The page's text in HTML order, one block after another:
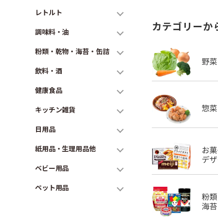
レトルト
調味料・油
粉類・乾物・海苔・缶詰
飲料・酒
健康食品
キッチン雑貨
日用品
紙用品・生理用品他
ベビー用品
ペット用品
カテゴリーか